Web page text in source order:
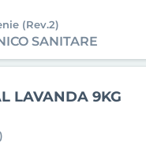
(Rev.2)
SANITARE
LAVANDA 9KG